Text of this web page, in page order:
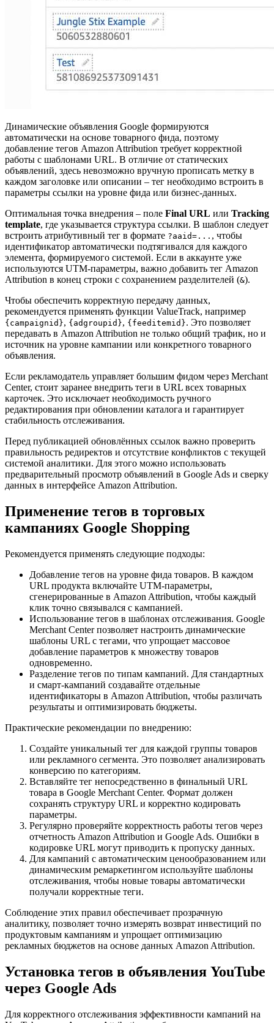
Динамические объявления Google формируются
автоматически на основе товарного фида, поэтому
добавление тегов Amazon Attribution требует корректной
работы с шаблонами URL. В отличие от статических
объявлений, здесь невозможно вручную прописать метку в
каждом заголовке или описании – тег необходимо встроить в
параметры ссылки на уровне фида или бизнес-данных.
Оптимальная точка внедрения – поле Final URL или Tracking
template, где указывается структура ссылки. В шаблон следует
встроить атрибутивный тег в формате ?aaid=... , чтобы
идентификатор автоматически подтягивался для каждого
элемента, формируемого системой. Если в аккаунте уже
используются UTM-параметры, важно добавить тег Amazon
Attribution в конец строки с сохранением разделителей (&).
Чтобы обеспечить корректную передачу данных,
рекомендуется применять функции ValueTrack, например
{campaignid}, {adgroupid}, {feeditemid}. Это позволяет
передавать в Amazon Attribution не только общий трафик, но и
источник на уровне кампании или конкретного товарного
объявления.
Если рекламодатель управляет большим фидом через Merchant
Center, стоит заранее внедрить теги в URL всех товарных
карточек. Это исключает необходимость ручного
редактирования при обновлении каталога и гарантирует
стабильность отслеживания.
Перед публикацией обновлённых ссылок важно проверить
правильность редиректов и отсутствие конфликтов с текущей
системой аналитики. Для этого можно использовать
предварительный просмотр объявлений в Google Ads и сверку
данных в интерфейсе Amazon Attribution.
Применение тегов в торговых
кампаниях Google Shopping
Рекомендуется применять следующие подходы:
Добавление тегов на уровне фида товаров. В каждом
URL продукта включайте UTM-параметры,
сгенерированные в Amazon Attribution, чтобы каждый
клик точно связывался с кампанией.
Использование тегов в шаблонах отслеживания. Google
Merchant Center позволяет настроить динамические
шаблоны URL с тегами, что упрощает массовое
добавление параметров к множеству товаров
одновременно.
Разделение тегов по типам кампаний. Для стандартных
и смарт-кампаний создавайте отдельные
идентификаторы в Amazon Attribution, чтобы различать
результаты и оптимизировать бюджеты.
Практические рекомендации по внедрению:
Создайте уникальный тег для каждой группы товаров
или рекламного сегмента. Это позволяет анализировать
конверсию по категориям.
Вставляйте тег непосредственно в финальный URL
товара в Google Merchant Center. Формат должен
сохранять структуру URL и корректно кодировать
параметры.
Регулярно проверяйте корректность работы тегов через
отчетность Amazon Attribution и Google Ads. Ошибки в
кодировке URL могут приводить к пропуску данных.
Для кампаний с автоматическим ценообразованием или
динамическим ремаркетингом используйте шаблоны
отслеживания, чтобы новые товары автоматически
получали корректные теги.
Соблюдение этих правил обеспечивает прозрачную
аналитику, позволяет точно измерять возврат инвестиций по
продуктовым кампаниям и упрощает оптимизацию
рекламных бюджетов на основе данных Amazon Attribution.
Установка тегов в объявления YouTube
через Google Ads
Для корректного отслеживания эффективности кампаний на